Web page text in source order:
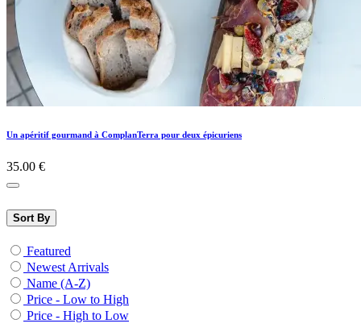
Un apéritif gourmand à ComplanTerra pour deux épicuriens
35.00 €
Sort By
Featured
Newest Arrivals
Name (A-Z)
Price - Low to High
Price - High to Low